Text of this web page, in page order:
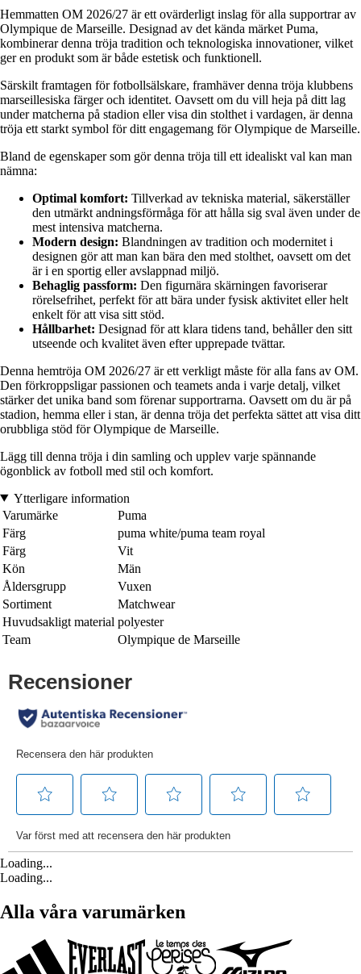
Hemmatten OM 2026/27 är ett ovärderligt inslag för alla supportrar av
Olympique de Marseille. Designad av det kända märket Puma,
kombinerar denna tröja tradition och teknologiska innovationer, vilket
ger en produkt som är både estetisk och funktionell.
Särskilt framtagen för fotbollsälskare, framhäver denna tröja klubbens
marseillesiska färger och identitet. Oavsett om du vill heja på ditt lag
under matcherna på stadion eller visa din stolthet i vardagen, är denna
tröja ett starkt symbol för ditt engagemang för Olympique de Marseille.
Bland de egenskaper som gör denna tröja till ett idealiskt val kan man
nämna:
Optimal komfort: Tillverkad av tekniska material, säkerställer
den utmärkt andningsförmåga för att hålla sig sval även under de
mest intensiva matcherna.
Modern design: Blandningen av tradition och modernitet i
designen gör att man kan bära den med stolthet, oavsett om det
är i en sportig eller avslappnad miljö.
Behaglig passform: Den figurnära skärningen favoriserar
rörelsefrihet, perfekt för att bära under fysisk aktivitet eller helt
enkelt för att visa sitt stöd.
Hållbarhet: Designad för att klara tidens tand, behåller den sitt
utseende och kvalitet även efter upprepade tvättar.
Denna hemtröja OM 2026/27 är ett verkligt måste för alla fans av OM.
Den förkroppsligar passionen och teamets anda i varje detalj, vilket
stärker det unika band som förenar supportrarna. Oavsett om du är på
stadion, hemma eller i stan, är denna tröja det perfekta sättet att visa ditt
orubbliga stöd för Olympique de Marseille.
Lägg till denna tröja i din samling och upplev varje spännande
ögonblick av fotboll med stil och komfort.
Ytterligare information
Varumärke
Puma
Färg
puma white/puma team royal
Färg
Vit
Kön
Män
Åldersgrupp
Vuxen
Sortiment
Matchwear
Huvudsakligt material polyester
Team
Olympique de Marseille
Loading...
Loading...
Alla våra varumärken